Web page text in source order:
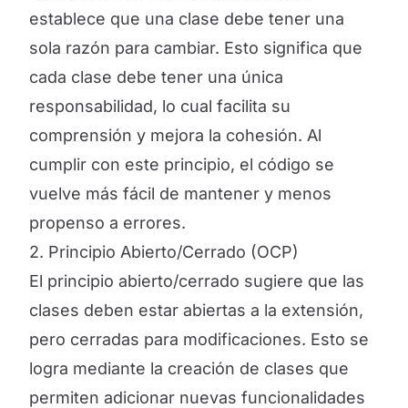
establece que una clase debe tener una
sola razón para cambiar. Esto significa que
cada clase debe tener una única
responsabilidad, lo cual facilita su
comprensión y mejora la cohesión. Al
cumplir con este principio, el código se
vuelve más fácil de mantener y menos
propenso a errores.
2. Principio Abierto/Cerrado (OCP)
El principio abierto/cerrado sugiere que las
clases deben estar abiertas a la extensión,
pero cerradas para modificaciones. Esto se
logra mediante la creación de clases que
permiten adicionar nuevas funcionalidades